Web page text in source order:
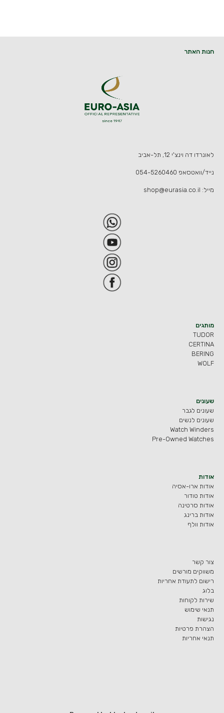
חנות האתר
לאונרדו דה וינצ'י 12, תל-אביב
נייד/וואטסאפ 054-5260460
מייל: shop@eurasia.co.il
מותגים
TUDOR
CERTINA
BERING
WOLF
שעונים
שעונים לגבר
שעונים לנשים
Watch Winders
Pre-Owned Watches
אודות
אודות ארו-אסיה
אודות טודור
אודות סרטינה
אודות ברינג
אודות וולף
צור קשר
משווקים מורשים
רישום לתעודת אחריות
בלוג
שירות לקוחות
תנאי שימוש
נגישות
הצהרת פרטיות
תנאי אחריות